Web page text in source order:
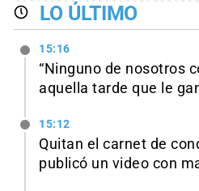
LO ÚLTIMO
15:16
“Ninguno de nosotros
aquella tarde que le
15:12
Quitan el carnet de
publicó un video con